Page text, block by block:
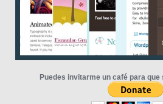
Puedes invitarme un café para